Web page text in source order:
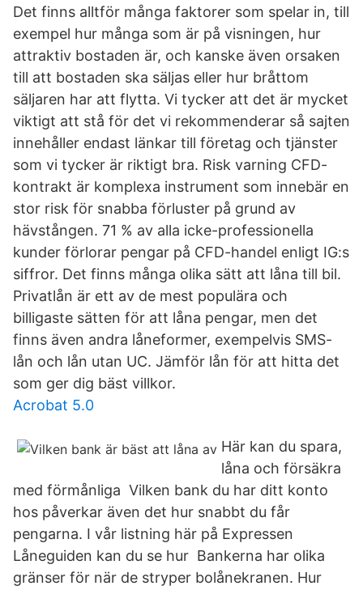
Det finns alltför många faktorer som spelar in, till
exempel hur många som är på visningen, hur
attraktiv bostaden är, och kanske även orsaken
till att bostaden ska säljas eller hur bråttom
säljaren har att flytta. Vi tycker att det är mycket
viktigt att stå för det vi rekommenderar så sajten
innehåller endast länkar till företag och tjänster
som vi tycker är riktigt bra. Risk varning CFD-
kontrakt är komplexa instrument som innebär en
stor risk för snabba förluster på grund av
hävstången. 71 % av alla icke-professionella
kunder förlorar pengar på CFD-handel enligt IG:s
siffror. Det finns många olika sätt att låna till bil.
Privatlån är ett av de mest populära och
billigaste sätten för att låna pengar, men det
finns även andra låneformer, exempelvis SMS-
lån och lån utan UC. Jämför lån för att hitta det
som ger dig bäst villkor.
Acrobat 5.0
Här kan du spara,
låna och försäkra
med förmånliga Vilken bank du har ditt konto
hos påverkar även det hur snabbt du får
pengarna. I vår listning här på Expressen
Låneguiden kan du se hur Bankerna har olika
gränser för när de stryper bolånekranen. Hur